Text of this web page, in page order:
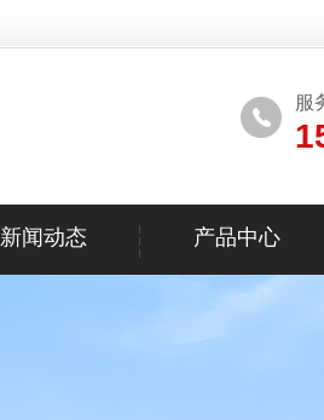
服
新闻动态 产品中心